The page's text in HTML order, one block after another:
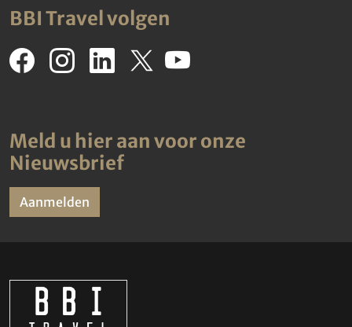
BBI Travel volgen
Meld u hier aan voor onze
Nieuwsbrief
Aanmelden